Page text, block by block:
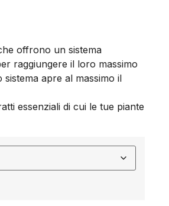
offrono un sistema
raggiungere il loro massimo
apre al massimo il
essenziali di cui le tue piante